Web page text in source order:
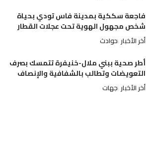
فاجعة سككية بمدينة فاس تودي بحياة
شخص مجهول الهوية تحت عجلات القطار
أخر الأخبار حوادث
أطر صحية ببني ملال-خنيفرة تتمسك بصرف
التعويضات وتطالب بالشفافية والإنصاف
أخر الأخبار جهات